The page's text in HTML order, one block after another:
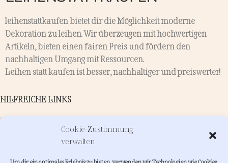
Cookie-Zustimmung
verwalten
leihenstattkaufen bietet dir die Möglichkeit moderne
Dekoration zu leihen. Wir überzeugen mit hochwertigen
Artikeln, bieten einen fairen Preis und fördern den
nachhaltigen Umgang mit Ressourcen.
Leihen statt kaufen ist besser, nachhaltiger und preiswerter!
HILFREICHE LINKS
Kontakt